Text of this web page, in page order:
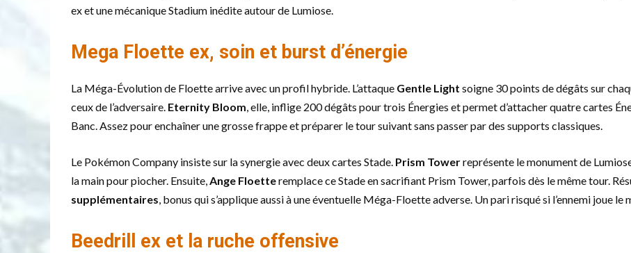
ex et une mécanique Stadium inédite autour de Lumiose.
Mega Floette ex, soin et burst d’énergie
La Méga-Évolution de Floette arrive avec un profil hybride. L’attaque Gentle Light soigne 30 points de dégâts sur
ceux de l’adversaire. Eternity Bloom, elle, inflige 200 dégâts pour trois Énergies et permet d’attacher quatre cartes
Banc. Assez pour enchaîner une grosse frappe et préparer le tour suivant sans passer par des supports classiques.
Le Pokémon Company insiste sur la synergie avec deux cartes Stade. Prism Towerreprésente le monument de
la main pour piocher. Ensuite,Ange Floetteremplace ce Stade en sacrifiant Prism Tower, parfois dès le même tour.
supplémentaires, bonus qui s’applique aussi à une éventuelle Méga-Floette adverse. Un pari risqué si l’ennemi joue le
Beedrill ex et la ruche offensive